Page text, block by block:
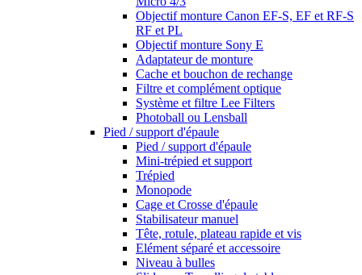
Objectif monture Canon EF-S, EF et RF-S
RF et PL
Objectif monture Sony E
Adaptateur de monture
Cache et bouchon de rechange
Filtre et complément optique
Système et filtre Lee Filters
Photoball ou Lensball
Pied / support d'épaule
Pied / support d'épaule
Mini-trépied et support
Trépied
Monopode
Cage et Crosse d'épaule
Stabilisateur manuel
Tête, rotule, plateau rapide et vis
Elément séparé et accessoire
Niveau à bulles